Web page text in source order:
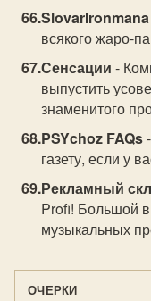
SlovarIronmana
всякого жаро-
Сенсации -
выпустить
знаменитого
PSYchoz FAQs
газету, если у
Рекламный
Profi! Большой
музыкальных
ОЧЕРКИ